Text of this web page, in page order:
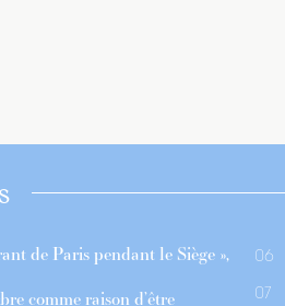
de Paris pendant le Siège »,
comme raison d’être
06
07